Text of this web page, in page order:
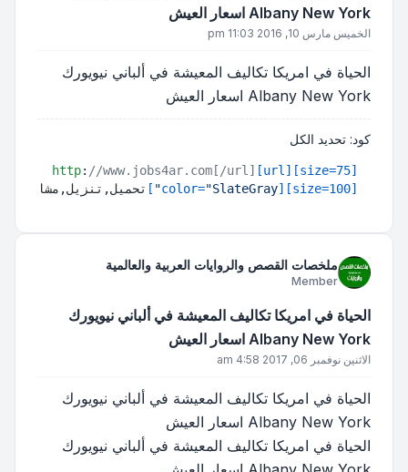
Albany New York اسعار العيش
الخميس مارس 10, 2016 11:03 pm
الحياة في امريكا تكاليف المعيشة في ألباني نيويورك
Albany New York اسعار العيش
كود: تحديد الكل
[size=75]
[url]
http: //www.jobs4ar.com[/url]
[size=100]
[color=
"SlateGray"
]
ملخصات القصص والروايات العربية والعالمية
Member
الحياة في امريكا تكاليف المعيشة في ألباني نيويورك
Albany New York اسعار العيش
الاثنين نوفمبر 06, 2017 4:58 am
الحياة في امريكا تكاليف المعيشة في ألباني نيويورك
Albany New York اسعار العيش
الحياة في امريكا تكاليف المعيشة في ألباني نيويورك